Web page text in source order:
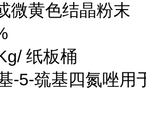
微黄色结晶粉末
纸板桶
-5-巯基四氮唑